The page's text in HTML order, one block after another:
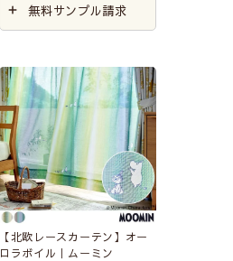
無料サンプル請求
【北欧レースカーテン】オー
ロラボイル｜ムーミン